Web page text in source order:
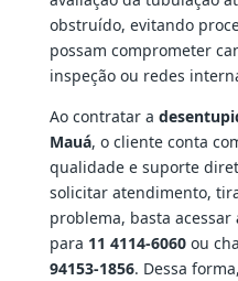
obstruído, evitando
possam comprometer
inspeção ou redes
Ao contratar a
Mauá, o cliente conta
qualidade e suporte
solicitar atendimento,
problema, basta acessar
para 11 4114-6060ou
94153-1856. Dessa